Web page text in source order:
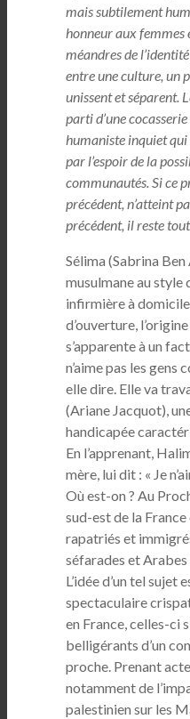
mais subtilement
honneur aux femmes
méandres de
entre une culture, un
unissent et séparent.
parti d’une
humaniste inquiet qui
par l’espoir de la
communautés. Si ce
précédent, n’atteint
précédent, il reste
Sélima (Sabrina
musulmane au style
infirmière à
d’ouverture,
s’apparente à un
n’aime pas les gens
elle dire. Elle va
(Ariane Jacquot),
handicapée
En l’apprenant,
mère, lui dit : « Je
Où est-on ? Au
sud-est de la
rapatriés et
séfarades et Arabes
L’idée d’un tel sujet
spectaculaire
en France, celles-ci
belligérants d’un
proche. Prenant
notamment de
palestinien sur les